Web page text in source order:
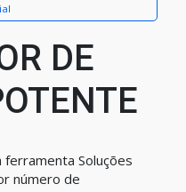
DE
ferramenta Soluções
número de